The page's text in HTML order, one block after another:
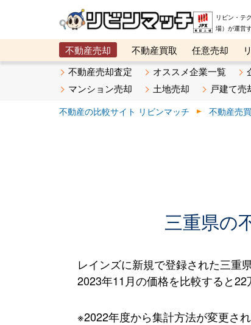
リビン・テ
場）が運営
不動産売却 不動産買取 任意売却
メタ住宅展示場
ベスト不動産カンパニー
不動産売却査定 オススメ企業一覧
マンション売却
土地売却 戸建て売
不動産の比較サイト リビンマッチ 不動産売買
三重県の
レインズに新規で登録された三重
2023年11月の価格を比較すると
※2022年度から集計方法が変更さ